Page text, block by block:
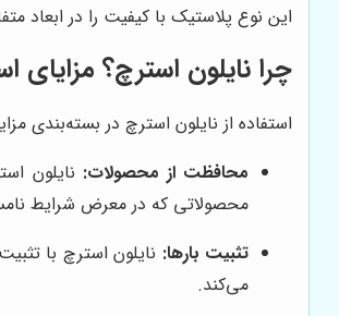
این نوع پلاستیک با کیفیت را در ابعاد
چرا نایلون استرچ؟ مزایای
استفاده از نایلون استرچ در بسته‌بندی
محافظت از محصولات: نایلون
محصولاتی که در معرض شرایط
تثبیت بارها: نایلون استرچ با
می‌کند.